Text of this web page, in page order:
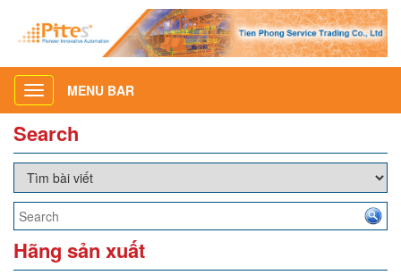
Toggle
navigation
MENU BAR
Search
Hãng sản xuất